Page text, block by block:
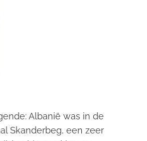
Albanië was in de
Skanderbeg, een zeer